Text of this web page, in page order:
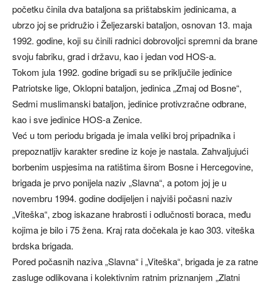
početku činila dva bataljona sa prištabskim jedinicama, a
ubrzo joj se pridružio i Željezarski bataljon, osnovan 13. maja
1992. godine, koji su činili radnici dobrovoljci spremni da brane
svoju fabriku, grad i državu, kao i jedan vod HOS-a.
Tokom jula 1992. godine brigadi su se priključile jedinice
Patriotske lige, Oklopni bataljon, jedinica „Zmaj od Bosne“,
Sedmi muslimanski bataljon, jedinice protivzračne odbrane,
kao i sve jedinice HOS-a Zenice.
Već u tom periodu brigada je imala veliki broj pripadnika i
prepoznatljiv karakter sredine iz koje je nastala. Zahvaljujući
borbenim uspjesima na ratištima širom Bosne i Hercegovine,
brigada je prvo ponijela naziv „Slavna“, a potom joj je u
novembru 1994. godine dodijeljen i najviši počasni naziv
„Viteška“, zbog iskazane hrabrosti i odlučnosti boraca, među
kojima je bilo i 75 žena. Kraj rata dočekala je kao 303. viteška
brdska brigada.
Pored počasnih naziva „Slavna“ i „Viteška“, brigada je za ratne
zasluge odlikovana i kolektivnim ratnim priznanjem „Zlatni